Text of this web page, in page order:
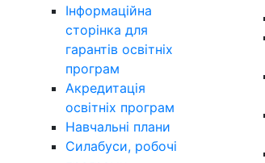
Інформаційна
сторінка для
гарантів освітніх
програм
Акредитація
освітніх програм
Навчальні плани
Силабуси, робочі